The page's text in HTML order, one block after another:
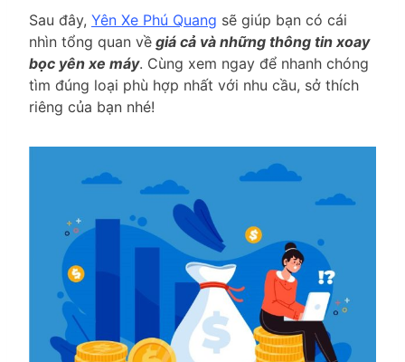
Sau đây, Yên Xe Phú Quang sẽ giúp bạn có cái
nhìn tổng quan về giá cả và những thông tin xoay
bọc yên xe máy. Cùng xem ngay để nhanh chóng
tìm đúng loại phù hợp nhất với nhu cầu, sở thích
riêng của bạn nhé!